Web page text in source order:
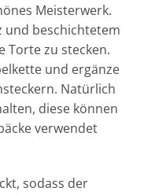
Meisterwerk.
und beschichtetem
Torte zu stecken.
und ergänze
Natürlich
diese können
verwendet
sodass der